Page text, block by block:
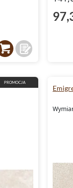
PROMOCJA